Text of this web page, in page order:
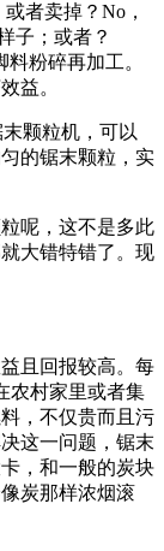
者卖掉？No，
子；或者？
粉碎再加工。
益。
颗粒机，可以
的锯末颗粒，实
呢，这不是多此
大错特错了。现
且回报较高。每
农村家里或者集
，不仅贵而且污
这一问题，锯末
，和一般的炭块
炭那样浓烟滚